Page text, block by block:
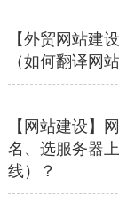
【外贸网站建
（如何翻译网
【网站建设】
名、选服务器
线）？